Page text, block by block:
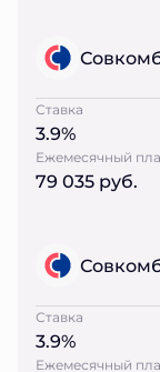
Ставка
3.9%
Ежемесячный
79 035 руб.
Ставка
3.9%
Ежемесячный